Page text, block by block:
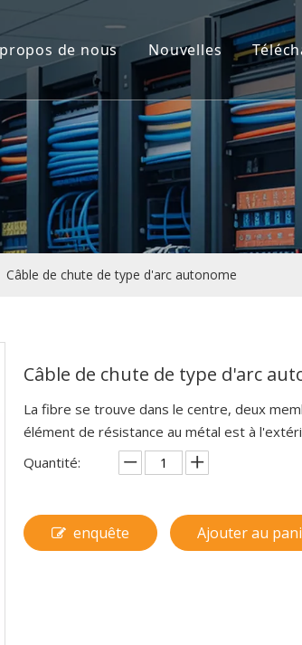
optique
optiques
de date
en fibre optique et distribution
de nous Nouvelles
Câble de chute de type d'arc autonome
Câble de chute de type d'arc
La fibre se trouve dans le centre, deux
élément de résistance au métal est à
Quantité:
enquête Ajouter au